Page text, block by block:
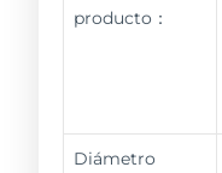
producto：
Diámetro